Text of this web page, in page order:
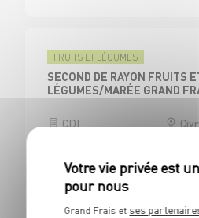
FRUITS ET LÉGUMES
SECOND DE RAYON FRUITS
LÉGUMES/MARÉE GRAND
CDI
CAISSE
Grand Frais et ses